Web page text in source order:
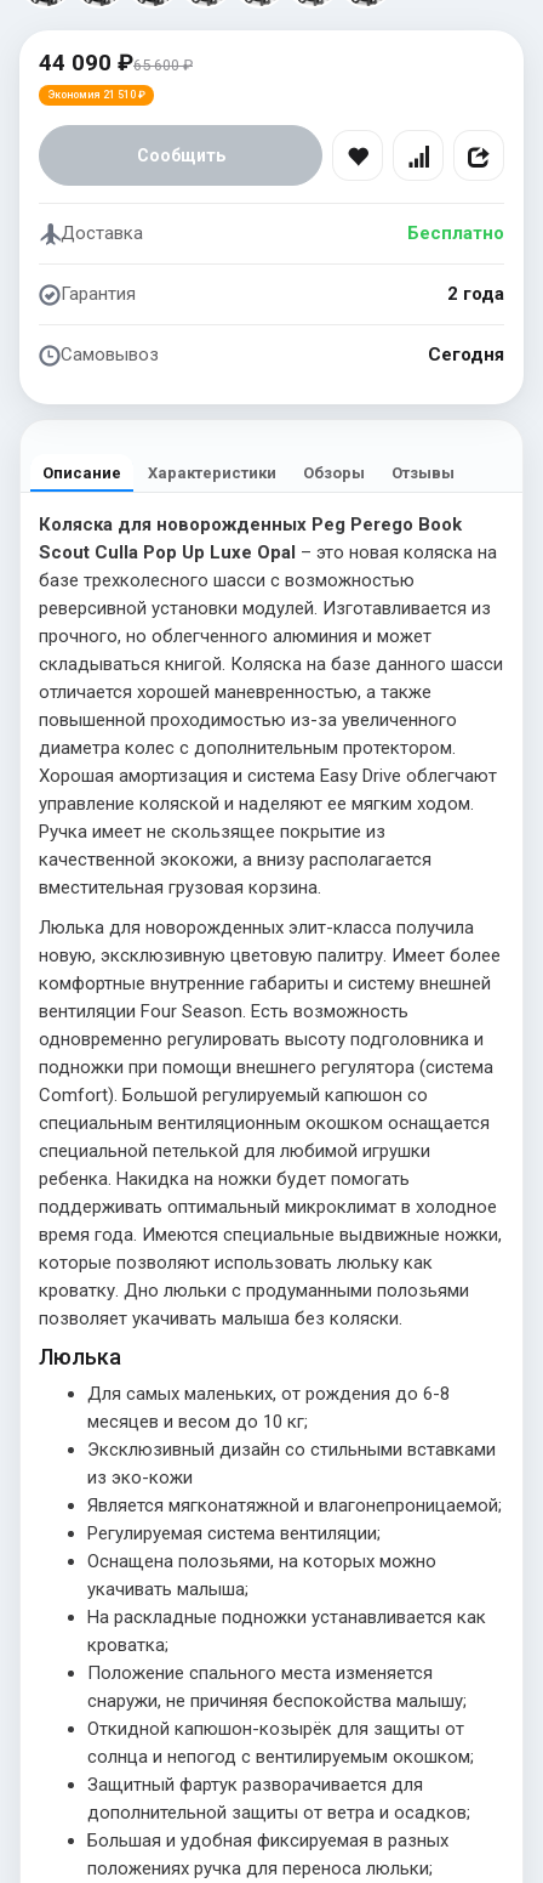
44 090 ₽65 600 ₽
Экономия 21 510 ₽
Сообщить
Доставка Бесплатно
Гарантия 2 года
Самовывоз Сегодня
Описание Характеристики Обзоры Отзывы
Коляска для новорожденных Peg Perego Book
Scout Culla Pop Up Luxe Opal – это новая коляска на
базе трехколесного шасси с возможностью
реверсивной установки модулей. Изготавливается из
прочного, но облегченного алюминия и может
складываться книгой. Коляска на базе данного шасси
отличается хорошей маневренностью, а также
повышенной проходимостью из-за увеличенного
диаметра колес с дополнительным протектором.
Хорошая амортизация и система Easy Drive облегчают
управление коляской и наделяют ее мягким ходом.
Ручка имеет не скользящее покрытие из
качественной экокожи, а внизу располагается
вместительная грузовая корзина.
Люлька для новорожденных элит-класса получила
новую, эксклюзивную цветовую палитру. Имеет более
комфортные внутренние габариты и систему внешней
вентиляции Four Season. Есть возможность
одновременно регулировать высоту подголовника и
подножки при помощи внешнего регулятора (система
Comfort). Большой регулируемый капюшон со
специальным вентиляционным окошком оснащается
специальной петелькой для любимой игрушки
ребенка. Накидка на ножки будет помогать
поддерживать оптимальный микроклимат в холодное
время года. Имеются специальные выдвижные ножки,
которые позволяют использовать люльку как
кроватку. Дно люльки с продуманными полозьями
позволяет укачивать малыша без коляски.
Люлька
Для самых маленьких, от рождения до 6-8
месяцев и весом до 10 кг;
Эксклюзивный дизайн со стильными вставками
из эко-кожи
Является мягконатяжной и влагонепроницаемой;
Регулируемая система вентиляции;
Оснащена полозьями, на которых можно
укачивать малыша;
На раскладные подножки устанавливается как
кроватка;
Положение спального места изменяется
снаружи, не причиняя беспокойства малышу;
Откидной капюшон-козырёк для защиты от
солнца и непогод с вентилируемым окошком;
Защитный фартук разворачивается для
дополнительной защиты от ветра и осадков;
Большая и удобная фиксируемая в разных
положениях ручка для переноса люльки;